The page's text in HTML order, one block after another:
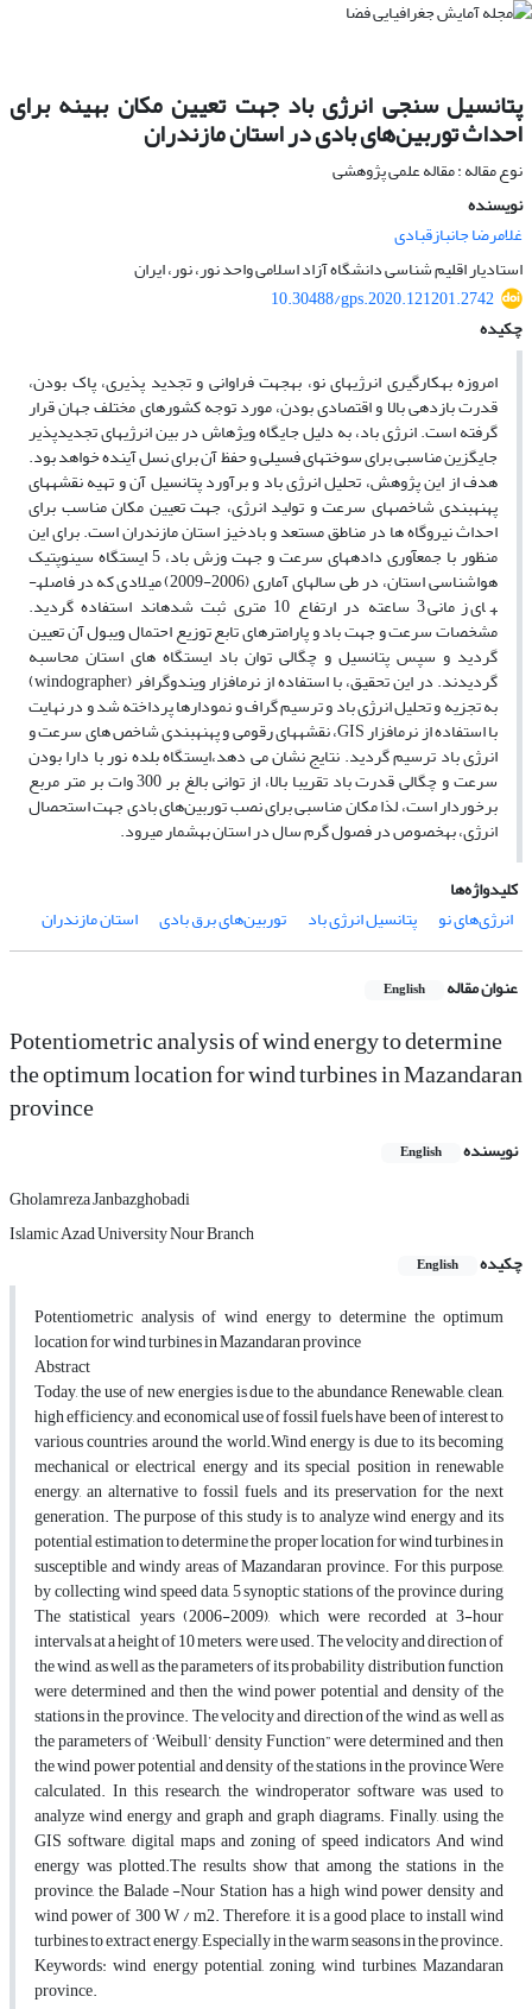
پتانسیل ‌سنجی انرژی باد جهت تعیین مکان بهینه برای
احداث توربین‌های بادی در استان مازندران
نوع مقاله : مقاله علمی پژوهشی
نویسنده
غلامرضا جانبازقبادی
استادیار اقلیم شناسی دانشگاه آزاد اسلامی واحد نور، نور، ایران
10.30488/gps.2020.121201.2742
چکیده
امروزه به­کارگیری انرژی­های نو، به­جهت فراوانی و تجدید پذیری، پاک­ بودن،
قدرت بازدهی بالا و اقتصادی بودن، مورد توجه کشورهای مختلف جهان قرار
گرفته است. انرژی باد، به دلیل جایگاه ویژه­اش در بین انرژی­های تجدیدپذیر
جایگزین مناسبی برای سوخت­های فسیلی و حفظ آن برای نسل آینده خواهد بود.
هدف از این پژوهش، تحلیل انرژی باد و برآورد پتانسیل آن و تهیه نقشه­های
پهنه­بندی شاخص­های سرعت و تولید انرژی، جهت تعیین مکان مناسب برای
احداث نیروگاه ها در مناطق مستعد و بادخیز استان مازندران است. برای این
منظور با جمع­آوری داده­های سرعت و جهت وزش باد، 5 ایستگاه سینوپتیک
هواشناسی استان، در طی سال­های آماری (2006-2009) میلادی که در فاصله­
های زمانی 3 ساعته در ارتفاع 10 متری ثبت شده­اند استفاده گردید.
مشخصات سرعت و جهت باد و پارامترهای تابع توزیع احتمال ویبول آن تعیین
گردید و سپس پتانسیل و چگالی توان باد ایستگاه های استان محاسبه
گردیدند. در این تحقیق، با استفاده از نرم­افزار ویندوگرافر (windographer)
به تجزیه و تحلیل انرژی باد و ترسیم گراف و نمودارها پرداخته شد و در نهایت
با استفاده از نرم­افزار GIS، نقشه­های رقومی و پهنه­بندی شاخص های سرعت و
انرژی باد ترسیم گردید. نتایج نشان می دهد،ایستگاه بلده­ نور با دارا بودن
سرعت و چگالی قدرت باد تقریبا بالا، از توانی بالغ بر 300 وات بر متر مربع
برخوردار است، لذا مکان مناسبی برای نصب توربین‌های بادی جهت استحصال
انرژی، به­خصوص در فصول گرم سال در استان به­شمار می­رود.
کلیدواژه‌ها
انرژی‌های نو
پتانسیل انرژی باد توربین‌های برق بادی استان مازندران
عنوان مقاله English
Potentiometric analysis of wind energy to determine
the optimum location for wind turbines in Mazandaran
province
نویسنده English
Gholamreza Janbazghobadi
Islamic Azad University Nour Branch
چکیده
English
Potentiometric analysis of wind energy to determine the optimum
location for wind turbines in Mazandaran province
Abstract
Today, the use of new energies is due to the abundance Renewable, clean,
high efficiency, and economical use of fossil fuels have been of interest to
various countries around the world.Wind energy is due to its becoming
mechanical or electrical energy and its special position in renewable
energy, an alternative to fossil fuels and its preservation for the next
generation. The purpose of this study is to analyze wind energy and its
potential estimation to determine the proper location for wind turbines in
susceptible and windy areas of Mazandaran province. For this purpose,
by collecting wind speed data, 5 synoptic stations of the province during
The statistical years (2006-2009), which were recorded at 3-hour
intervals at a height of 10 meters, were used. The velocity and direction of
the wind, as well as the parameters of its probability distribution function
were determined and then the wind power potential and density of the
stations in the province. The velocity and direction of the wind, as well as
the parameters of ‘Weibull’ density Function” were determined and then
the wind power potential and density of the stations in the province Were
calculated. In this research, the windroperator software was used to
analyze wind energy and graph and graph diagrams. Finally, using the
GIS software, digital maps and zoning of speed indicators And wind
energy was plotted.The results show that among the stations in the
province, the Balade -Nour Station has a high wind power density and
wind power of 300 W / m2. Therefore, it is a good place to install wind
turbines to extract energy, Especially in the warm seasons in the province.
Keywords: wind energy potential, zoning, wind turbines, Mazandaran
province.